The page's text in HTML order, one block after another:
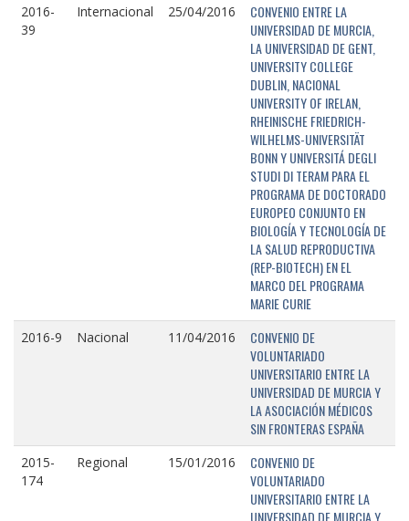
2016-
39
Internacional 25/04/2016
CONVENIO ENTRE LA
UNIVERSIDAD DE MURCIA,
LA UNIVERSIDAD DE GENT,
UNIVERSITY COLLEGE
DUBLIN, NACIONAL
UNIVERSITY OF IRELAN,
RHEINISCHE FRIEDRICH-
WILHELMS-UNIVERSITÄT
BONN Y UNIVERSITÁ DEGLI
STUDI DI TERAM PARA EL
PROGRAMA DE DOCTORADO
EUROPEO CONJUNTO EN
BIOLOGÍA Y TECNOLOGÍA DE
LA SALUD REPRODUCTIVA
(REP-BIOTECH) EN EL
MARCO DEL PROGRAMA
MARIE CURIE
2016-9 Nacional 11/04/2016
CONVENIO DE
VOLUNTARIADO
UNIVERSITARIO ENTRE LA
UNIVERSIDAD DE MURCIA Y
LA ASOCIACIÓN MÉDICOS
SIN FRONTERAS ESPAÑA
2015-
174
Regional 15/01/2016
CONVENIO DE
VOLUNTARIADO
UNIVERSITARIO ENTRE LA
UNIVERSIDAD DE MURCIA Y